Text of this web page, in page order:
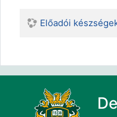
Előadói